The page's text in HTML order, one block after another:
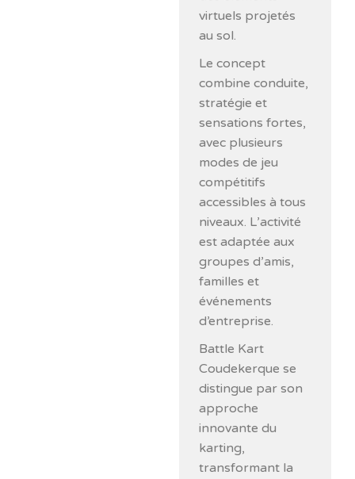
virtuels projetés
au sol.
Le concept
combine conduite,
stratégie et
sensations fortes,
avec plusieurs
modes de jeu
compétitifs
accessibles à tous
niveaux. L’activité
est adaptée aux
groupes d’amis,
familles et
événements
d’entreprise.
Battle Kart
Coudekerque se
distingue par son
approche
innovante du
karting,
transformant la